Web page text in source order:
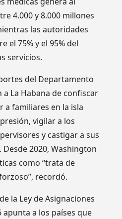
4.000 y 8.000 millones
las autoridades
el 75% y el 95% del
servicios.
del Departamento
a La Habana de confiscar
a familiares en la isla
vigilar a los
y castigar a sus
2020, Washington
como “trata de
recordó.
la Ley de Asignaciones
apunta a los países que